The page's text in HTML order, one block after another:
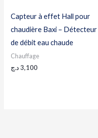
Capteur à effet Hall pour
chaudière Baxi – Détecteur
de débit eau chaude
Chauffage
3,100 د.ج